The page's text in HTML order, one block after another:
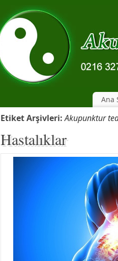
Ana
Etiket Arşivleri:Akupunktur
Hastalıklar